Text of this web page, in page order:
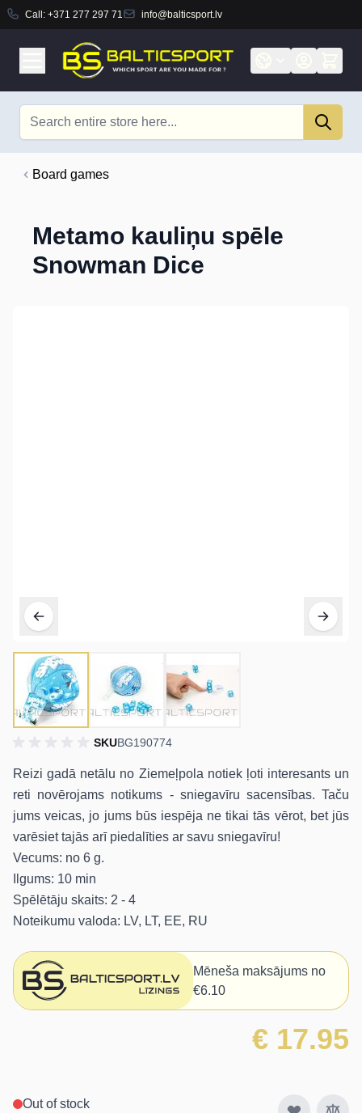
Call: +371 277 297 71 info@balticsport.lv
Board games
Metamo kauliņu spēle
Snowman Dice
SKUBG190774
Reizi gadā netālu no Ziemeļpola notiek ļoti interesants un
reti novērojams notikums - sniegavīru sacensības. Taču
jums veicas, jo jums būs iespēja ne tikai tās vērot, bet jūs
varēsiet tajās arī piedalīties ar savu sniegavīru!
Vecums: no 6 g.
Ilgums: 10 min
Spēlētāju skaits: 2 - 4
Noteikumu valoda: LV, LT, EE, RU
Mēneša maksājums no
€6.10
€ 17.95
Out of stock